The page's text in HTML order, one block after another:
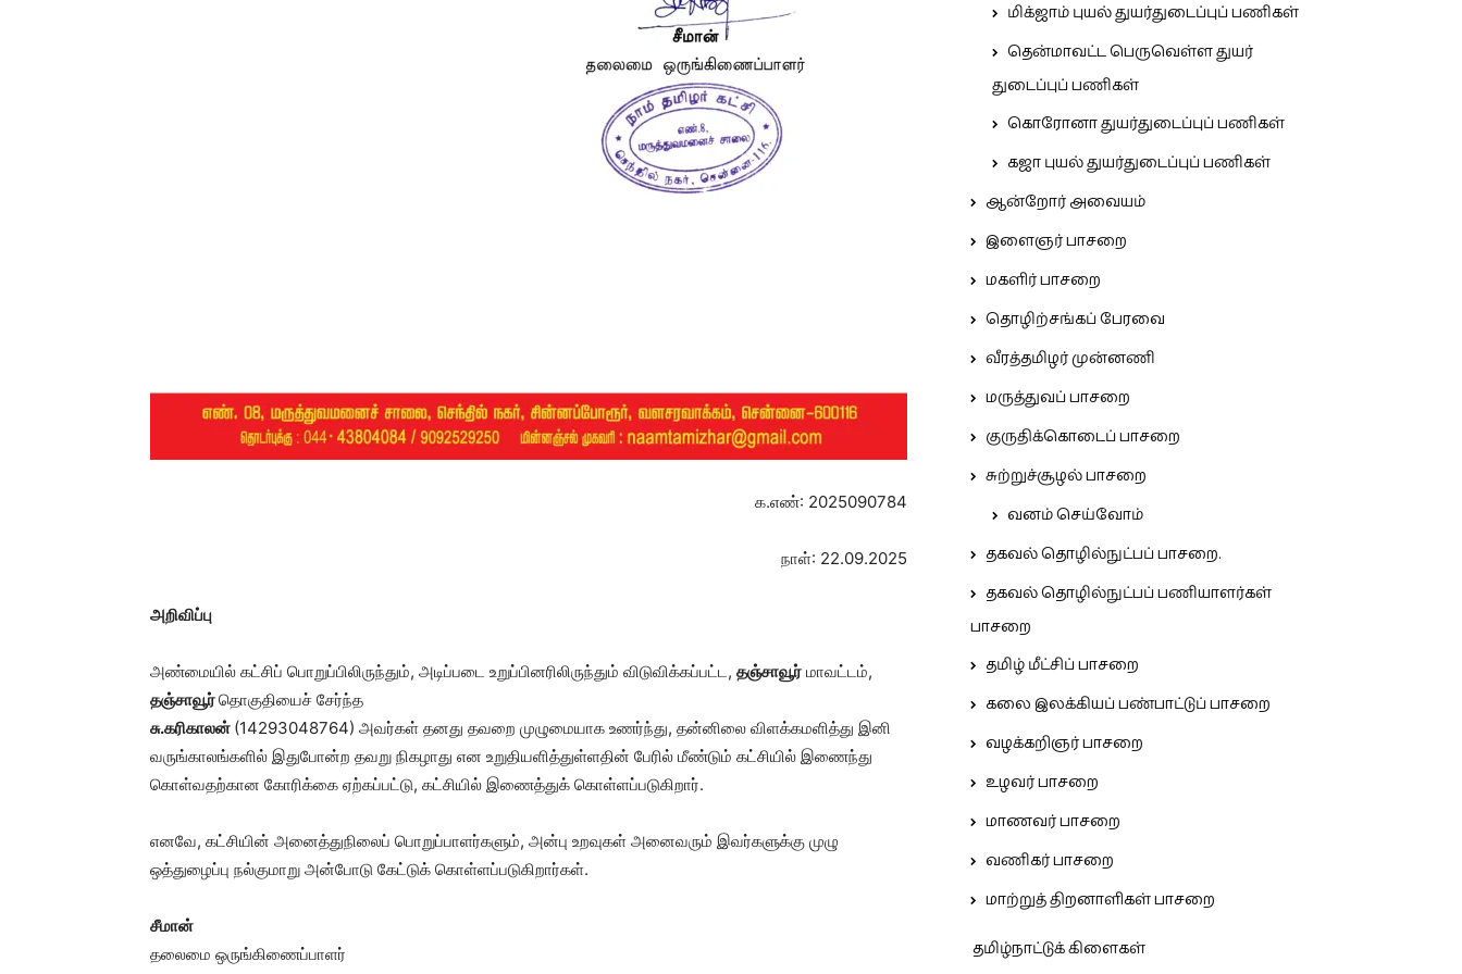
க.எண்: 2025090784
நாள்: 22.09.2025
அறிவிப்பு
அண்மையில் கட்சிப் பொறுப்பிலிருந்தும், அடிப்படை உறுப்பினரிலிருந்தும் விடுவிக்கப்பட்ட, தஞ்சாவூர் மாவட்டம்,
தஞ்சாவூர்தொகுதியைச் சேர்ந்த
சு.கரிகாலன் (14293048764) அவர்கள் தனது தவறை முழுமையாக உணர்ந்து, தன்னிலை விளக்கமளித்து இனி
வருங்காலங்களில் இதுபோன்ற தவறு நிகழாது என உறுதியளித்துள்ளதின் பேரில் மீண்டும் கட்சியில் இணைந்து
கொள்வதற்கான கோரிக்கை ஏற்கப்பட்டு, கட்சியில் இணைத்துக் கொள்ளப்படுகிறார்.
எனவே, கட்சியின் அனைத்துநிலைப் பொறுப்பாளர்களும், அன்பு உறவுகள் அனைவரும் இவர்களுக்கு முழு
ஒத்துழைப்பு நல்குமாறு அன்போடு கேட்டுக் கொள்ளப்படுகிறார்கள்.
சீமான்
தலைமை ஒருங்கிணைப்பாளர்
மிக்ஜாம் புயல் துயர்துடைப்புப் பணிகள்
தென்மாவட்ட பெருவெள்ள துயர்
துடைப்புப் பணிகள்
கொரோனா துயர்துடைப்புப் பணிகள்
கஜா புயல் துயர்துடைப்புப் பணிகள்
ஆன்றோர் அவையம்
இளைஞர் பாசறை
மகளிர் பாசறை
தொழிற்சங்கப் பேரவை
வீரத்தமிழர் முன்னணி
மருத்துவப் பாசறை
குருதிக்கொடைப் பாசறை
சுற்றுச்சூழல் பாசறை
வனம் செய்வோம்
தகவல் தொழில்நுட்பப் பாசறை.
தகவல் தொழில்நுட்பப் பணியாளர்கள்
பாசறை
தமிழ் மீட்சிப் பாசறை
கலை இலக்கியப் பண்பாட்டுப் பாசறை
வழக்கறிஞர் பாசறை
உழவர் பாசறை
மாணவர் பாசறை
வணிகர் பாசறை
மாற்றுத் திறனாளிகள் பாசறை
தமிழ்நாட்டுக் கிளைகள்